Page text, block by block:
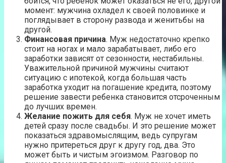
момент: мужчина охладел к своей половинке и
поглядывает в сторону развода и женитьбы на
другой.
Финансовая причина. Муж недостаточно крепко
стоит на ногах и мало зарабатывает, либо его
заработки зависят от сезонности, нестабильны.
Уважительной причиной мужчины считают
ситуацию с ипотекой, когда большая часть
заработка уходит на погашение кредита, поэтому
решение завести ребенка становится отсроченным
до лучших времен.
Желание пожить для себя. Муж не хочет иметь
детей сразу после свадьбы. И это решение может
показаться здравомыслящим, ведь супругам
нужно притереться друг к другу год, два. Это
может быть и чистым эгоизмом. Разговор по